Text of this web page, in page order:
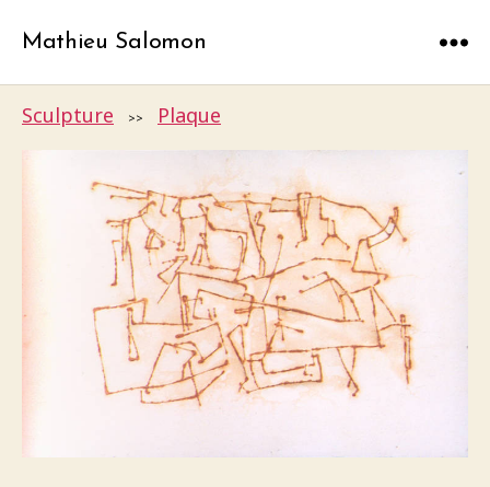
Mathieu Salomon
Sculpture >> Plaque